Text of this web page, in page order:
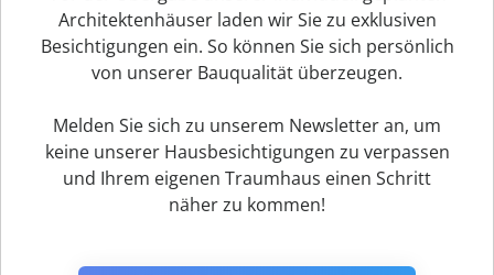
Architektenhäuser laden wir Sie zu exklusiven
Besichtigungen ein. So können Sie sich persönlich
von unserer Bauqualität überzeugen.
Melden Sie sich zu unserem Newsletter an, um
keine unserer Hausbesichtigungen zu verpassen
und Ihrem eigenen Traumhaus einen Schritt
näher zu kommen!